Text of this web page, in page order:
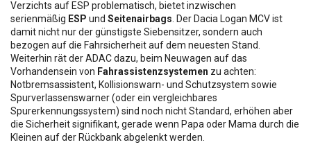
Verzichts auf ESP problematisch, bietet inzwischen
serienmäßig ESP und Seitenairbags . Der Dacia Logan MCV ist
damit nicht nur der günstigste Siebensitzer, sondern auch
bezogen auf die Fahrsicherheit auf dem neuesten Stand.
Weiterhin rät der ADAC dazu, beim Neuwagen auf das
Vorhandensein von Fahrassistenzsystemen zu achten:
Notbremsassistent, Kollisionswarn- und Schutzsystem sowie
Spurverlassenswarner (oder ein vergleichbares
Spurerkennungssystem) sind noch nicht Standard, erhöhen aber
die Sicherheit signifikant, gerade wenn Papa oder Mama durch die
Kleinen auf der Rückbank abgelenkt werden.